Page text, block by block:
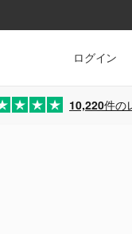
ログイン
10,220件の